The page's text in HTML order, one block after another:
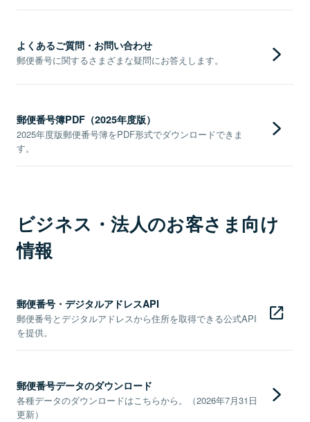
よくあるご質問・お問い合わせ
郵便番号に関するさまざまな疑問にお答えします。
郵便番号簿PDF（2025年度版）
2025年度版郵便番号簿をPDF形式でダウンロードできま
す。
ビジネス・法人のお客さま向け
情報
郵便番号・デジタルアドレスAPI
郵便番号とデジタルアドレスから住所を取得できる公式API
を提供。
郵便番号データのダウンロード
各種データのダウンロードはこちらから。（2026年7月31日
更新）